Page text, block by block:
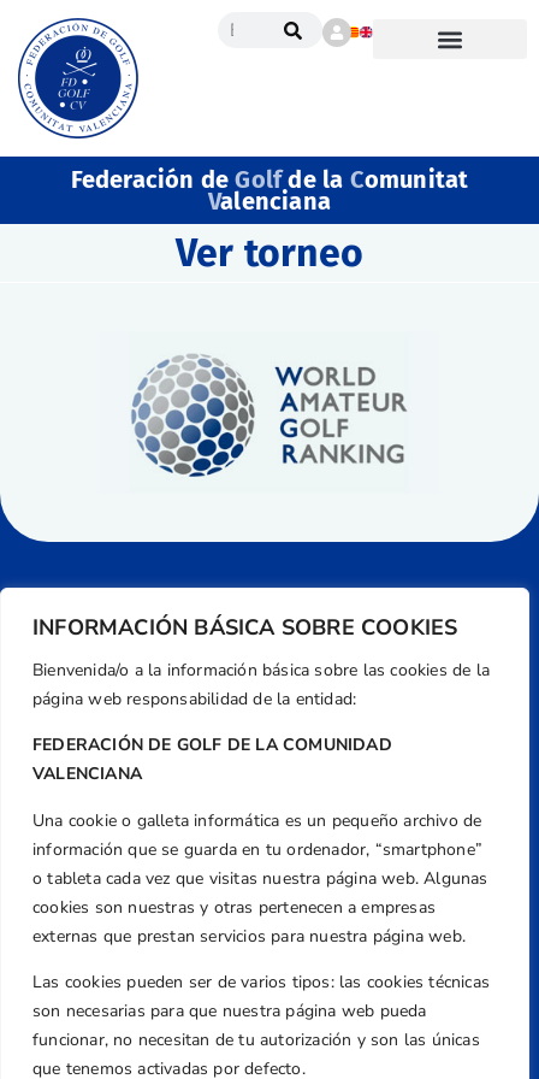
INFORMACIÓN BÁSICA SOBRE COOKIES
Bienvenida/o a la información básica sobre las cookies de la
página web responsabilidad de la entidad:
FEDERACIÓN DE GOLF DE LA COMUNIDAD
VALENCIANA
Una cookie o galleta informática es un pequeño archivo de
información que se guarda en tu ordenador, “smartphone”
o tableta cada vez que visitas nuestra página web. Algunas
cookies son nuestras y otras pertenecen a empresas
externas que prestan servicios para nuestra página web.
Las cookies pueden ser de varios tipos: las cookies técnicas
son necesarias para que nuestra página web pueda
funcionar, no necesitan de tu autorización y son las únicas
que tenemos activadas por defecto.
Federación deGolfde la Comunitat
Valenciana
Ver torneo
Dirección
Centre de L´Esport, Carrer d'Isaac Peral i
Caballero, Nº 5, Despachos 2 y 3, 46980,
Valencia
+34 961 367 799
Email
federacion@golfcv.com